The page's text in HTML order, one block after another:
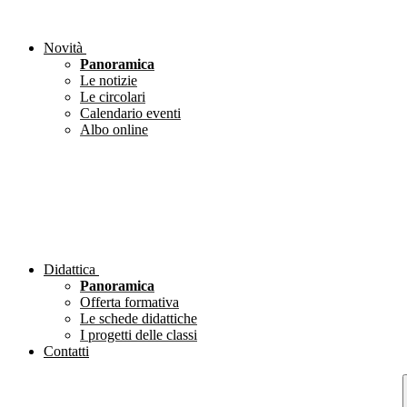
Novità
Panoramica
Le notizie
Le circolari
Calendario eventi
Albo online
Didattica
Panoramica
Offerta formativa
Le schede didattiche
I progetti delle classi
Contatti